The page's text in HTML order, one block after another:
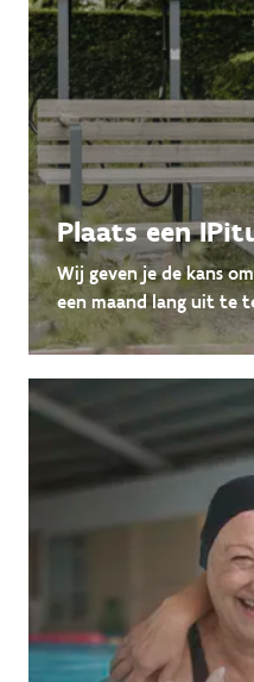
Plaats een
Wij geven je de kans
een maand lang uit te